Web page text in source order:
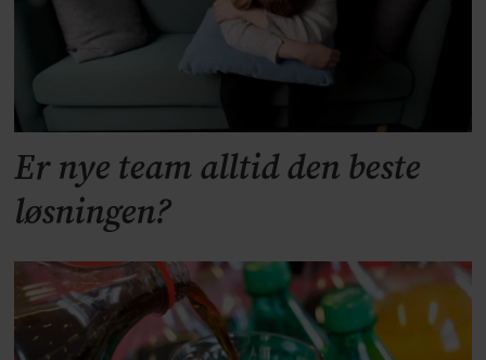
Er nye team alltid den beste
løsningen?